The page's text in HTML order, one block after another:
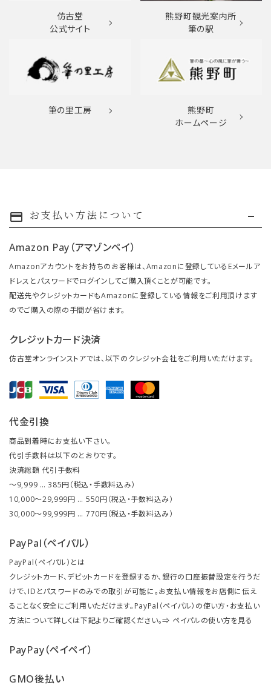
仿古堂
公式サイト
熊野町観光案内所
筆の駅
筆の里工房
熊野町
ホームページ
payment お支払い方法について
Amazon Pay（アマゾンペイ）
Amazonアカウントをお持ちのお客様は、Amazonに登録しているEメールア
ドレスとパスワードでログインしてご購入頂くことが可能です。
配送先やクレジットカードもAmazonに登録している情報をご利用頂けます
のでご購入の際の手間が省けます。
クレジットカード決済
仿古堂オンラインストアでは、以下のクレジット会社をご利用いただけます。
代金引換
商品到着時にお支払い下さい。
代引手数料は以下のとおりです。
決済総額 代引手数料
～9,999 … 385円（税込・手数料込み）
10,000～29,999円 … 550円（税込・手数料込み）
30,000～99,999円 … 770円（税込・手数料込み）
PayPal（ペイパル）
PayPal（ペイパル）とは
クレジットカード、デビットカードを登録するか、銀行の口座振替設定を行うだ
けで、IDとパスワードのみでの取引が可能に。お支払い情報をお店側に伝え
ることなく安全にご利用いただけます。PayPal（ペイパル）の使い方・お支払い
方法について詳しくは下記よりご確認ください。⇒ ペイパルの使い方を見る
PayPay（ペイペイ）
GMO後払い